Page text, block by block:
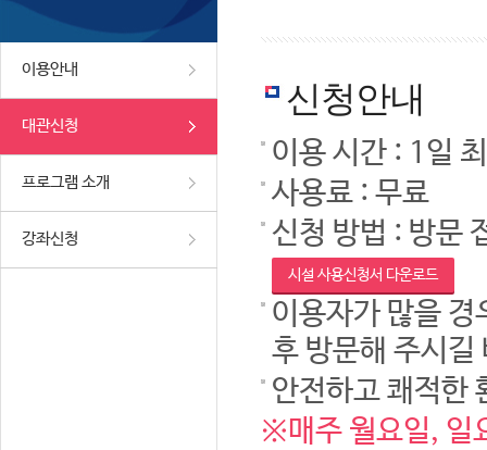
이용안내
대관신청
프로그램 소개
강좌신청
신청안내
이용 시간 : 1일
사용료 : 무료
신청 방법 : 방문
시설 사용신청서 다운로드
이용자가 많을 경
후 방문해 주시길
안전하고 쾌적한
※매주 월요일, 일